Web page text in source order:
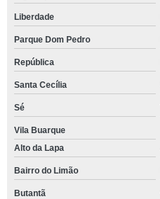
Liberdade
Parque Dom Pedro
República
Santa Cecília
Sé
Vila Buarque
Alto da Lapa
Bairro do Limão
Butantã